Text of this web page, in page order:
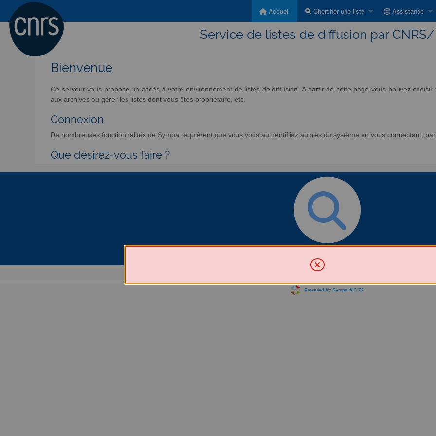
Accueil Chercher une liste Assistance
Service de listes de diffusion par CNRS/
Bienvenue
Ce serveur vous propose un accès à votre environnement de listes de diffusion. A partir de cette page vous pouvez
aux archives ou gérer les listes dont vous êtes propriétaire, etc.
Connexion
De nombreuses fonctionnalités de Sympa requièrent que vous vous authentifiiez auprès du système en vous connectant,
Que désirez-vous faire ?
Powered by Sympa 6.2.72